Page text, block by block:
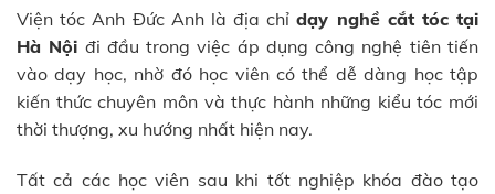
Viện tóc Anh Đức Anh là địa chỉdạy nghề cắt tóc tại
Hà Nội đi đầu trong việc áp dụng công nghệ tiên tiến
vào dạy học, nhờ đó học viên có thể dễ dàng học tập
kiến thức chuyên môn và thực hành những kiểu tóc mới
thời thượng, xu hướng nhất hiện nay.
Tất cả các học viên sau khi tốt nghiệp khóa đào tạo